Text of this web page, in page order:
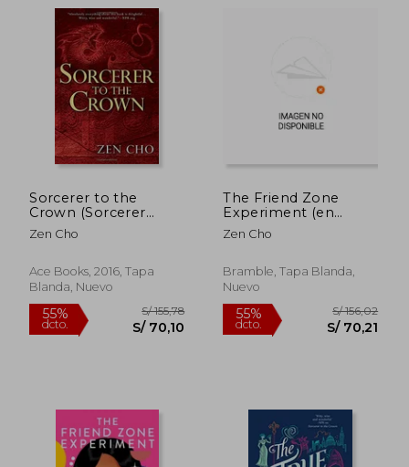
Sorcerer to the
Crown (Sorcerer
Royal) (en Inglés)
Zen Cho
Ace Books, 2016, Tapa
Blanda, Nuevo
The Friend Zone
Experiment (en
Inglés)
Zen Cho
Bramble, Tapa Blanda,
Nuevo